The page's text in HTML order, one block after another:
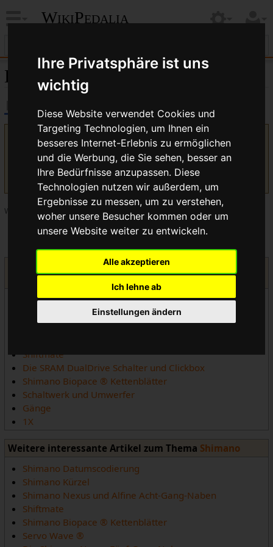
Ihre Privatsphäre ist uns
wichtig
Diese Website verwendet Cookies und
Targeting Technologien, um Ihnen ein
besseres Internet-Erlebnis zu ermöglichen
und die Werbung, die Sie sehen, besser an
Ihre Bedürfnisse anzupassen. Diese
Technologien nutzen wir außerdem, um
Ergebnisse zu messen, um zu verstehen,
woher unsere Besucher kommen oder um
unsere Website weiter zu entwickeln.
Alle akzeptieren
Ich lehne ab
Einstellungen ändern
WikiPedalia
B Kettenblatt
Version vom 19. Juli 2017, 07:55 Uhr von Bikegeissel (Diskussion
Beiträge
(Kategorie in Vorloage)
Unterschied) ← Nächstältere Version| Aktuelle Version
(Unterschied) | Nächstjüngere Version → (Unterschied)
Weiterleitung
Weiterleitung nach:
Weitere interessante Artikel zum Thema
Kettenschaltung
Ritzelabstände (Tabelle)
Grunderneuerung von Schraubkranzfreiläufen
Schaltauge
Shiftmate
Die SRAM DualDrive Schalter und Clickbox
Shimano Biopace ® Kettenblätter
Schaltwerk und Umwerfer
Gänge
1X
Weitere interessante Artikel zum Thema Shimano
Shimano Datumscodierung
Shimano Kürzel
Shimano Nexus und Alfine Acht-Gang-Naben
Shiftmate
Shimano Biopace ® Kettenblätter
Servo Wave ®